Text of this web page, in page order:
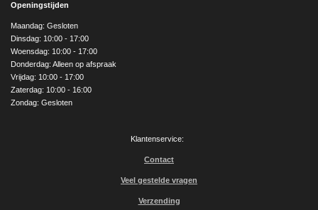
b
o
k
a
g
r
a
m
e
Openingstijden
Maandag: Gesloten
Dinsdag: 10:00 - 17:00
Woensdag: 10:00 - 17:00
Donderdag: Alleen op afspraak
Vrijdag: 10:00 - 17:00
Zaterdag: 10:00 - 16:00
Zondag: Gesloten
Klantenservice:
Contact
Veel gestelde vragen
Verzending